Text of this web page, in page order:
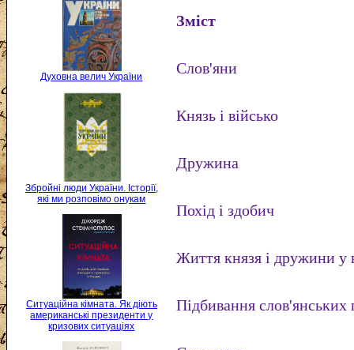
Духовна велич України
Збройні люди України. Історії,
які ми розповімо онукам
Ситуаційна кімната. Як діють
американські президенти у
кризових ситуаціях
Зміст
Слов'яни
Князь і військо
Дружина
Похід і здобич
Життя князя і дружини у
Підбивання слов'янських